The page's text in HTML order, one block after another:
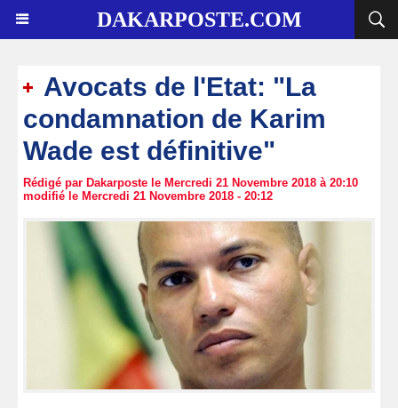
DAKARPOSTE.COM
Avocats de l'Etat: "La
condamnation de Karim
Wade est définitive"
Rédigé par Dakarposte le Mercredi 21 Novembre 2018 à 20:10
modifié le Mercredi 21 Novembre 2018 - 20:12